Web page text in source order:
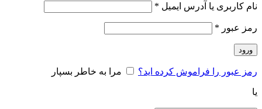
نام کاربری یا آدرس ایمیل *
رمز عبور *
ورود
رمز عبور را فراموش کرده اید؟ مرا به خاطر بسپار
یا